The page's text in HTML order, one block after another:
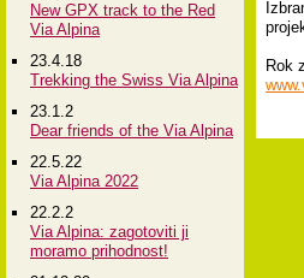
New GPX track to the Red
Via Alpina
23.4.18
Trekking the Swiss Via Alpina
23.1.2
Dear friends of the Via Alpina
22.5.22
Via Alpina 2022
22.2.2
Via Alpina: zagotoviti ji
moramo prihodnost!
Rok